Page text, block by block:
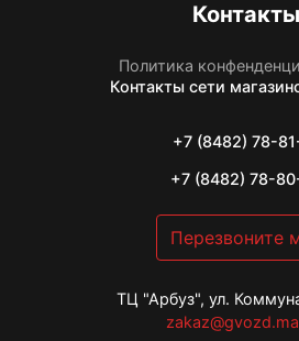
Контакты
Политика
Контакты сети
+7 (8482) 78-
+7 (8482) 78-
Перезвоните
ТЦ "Арбуз", ул.